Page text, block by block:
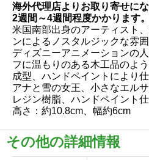
海外代理店よりお取り寄せに
2週間～4週間程度かかります。
米国南部出身のアーティスト
ンによるノスタルジックな雰
ディズニーアニメーションの
フに温もりのある木工品のよ
成型、ハンドペイントにより
アナと雪の女王、小さなエル
レジン樹脂、ハンドペイント
高さ：約10.8cm、幅約6cm
その他の詳細情報